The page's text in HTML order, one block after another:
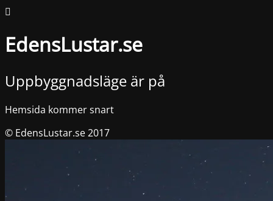
EdensLustar.se
Uppbyggnadsläge är på
Hemsida kommer snart
© EdensLustar.se 2017